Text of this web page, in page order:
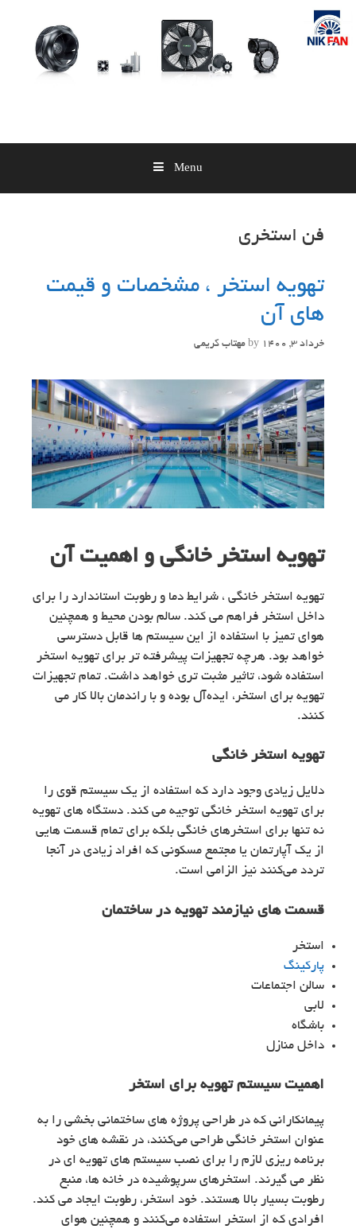
Skip
content
Menu
فن استخری
تهویه استخر ، مشخصات و قیمت
های آن
خرداد 3, 1400 by مهتاب کریمی
تهویه استخر خانگی و اهمیت آن
تهویه استخر خانگی ، شرایط دما و رطوبت استاندارد را برای
داخل استخر فراهم می کند. سالم بودن محیط و همچنین
هوای تمیز با استفاده از این سیستم ها قابل دسترسی
خواهد بود. هرچه تجهیزات پیشرفته تر برای تهویه استخر
استفاده شود، تاثیر مثبت تری خواهد داشت. تمام تجهیزات
تهویه برای استخر، ایده‌آل بوده و با راندمان بالا کار می
کنند.
تهویه استخر خانگی
دلایل زیادی وجود دارد که استفاده از یک سیستم قوی را
برای تهویه استخر خانگی توجیه می کند. دستگاه های تهویه
نه تنها برای استخرهای خانگی بلکه برای تمام قسمت هایی
از یک آپارتمان یا مجتمع مسکونی که افراد زیادی در آنجا
تردد می‌کنند نیز الزامی است.
قسمت های نیازمند تهویه در ساختمان
استخر
پارکینگ
سالن اجتماعات
لابی
باشگاه
داخل منازل
اهمیت سیستم تهویه برای استخر
پیمانکارانی که در طراحی پروژه های ساختمانی بخشی را به
عنوان استخر خانگی طراحی می‌کنند، در نقشه های خود
برنامه ریزی لازم را برای نصب سیستم های تهویه ای در
نظر می گیرند. استخرهای سرپوشیده در خانه ها، منبع
رطوبت بسیار بالا هستند. خود استخر، رطوبت ایجاد می کند.
افرادی که از استخر استفاده می‌کنند و همچنین هوای